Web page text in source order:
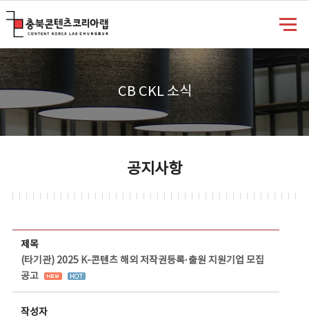
CB CKL 소식
공지사항
제목
(타기관) 2025 K-콘텐츠 해외 저작권등록·출원 지원기업 모집
공고
작성자